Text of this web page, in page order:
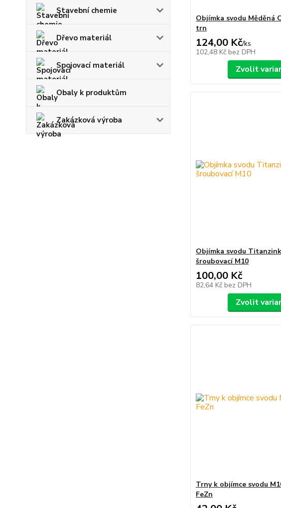
Stavební chemie
Dřevo materiál
Spojovací materiál
Obaly k produktům
Zakázková výroba
Objímka svodu Měděná
trn
124,00 Kč/ks
102,48 Kč bez DPH
Zvolit
Objímka svodu
šroubovací M10
100,00 Kč
82,64 Kč bez DPH
Zvolit
Trny k objímce svodu
FeZn